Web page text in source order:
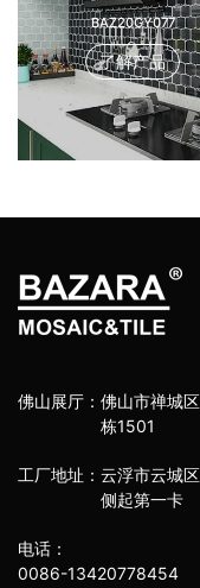
BAZ20GY077
了解产品
佛山展厅： 佛山市禅城
栋1501
工厂地址： 云浮市云城
侧起第一卡
电话：
0086-13420778454